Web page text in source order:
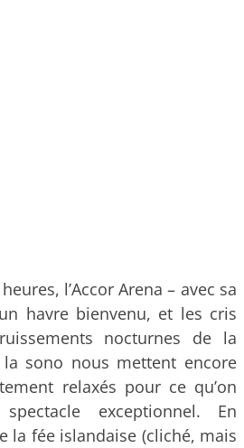
l’Accor Arena – avec sa
havre bienvenu, et les cris
nocturnes de la
sono nous mettent encore
relaxés pour ce qu’on
exceptionnel. En
la fée islandaise (cliché, mais